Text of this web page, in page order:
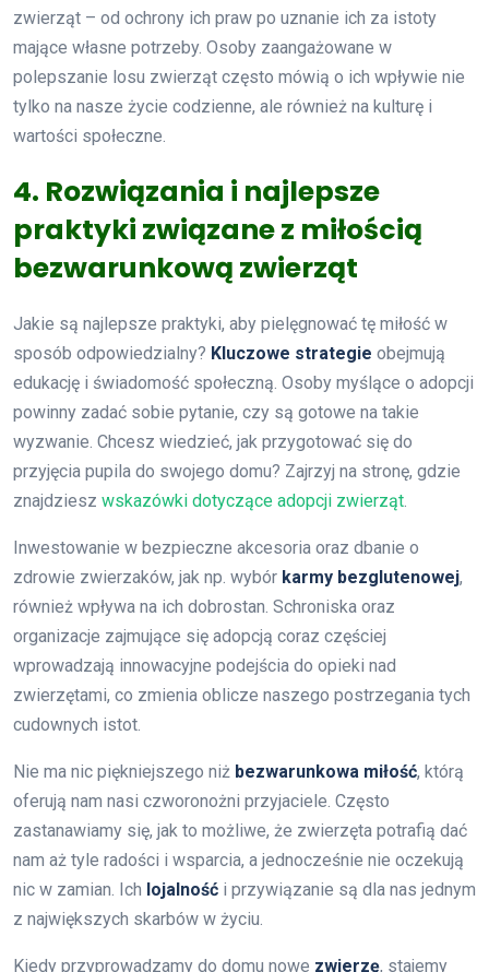
zwierząt – od ochrony ich praw po uznanie ich za istoty
mające własne potrzeby. Osoby zaangażowane w
polepszanie losu zwierząt często mówią o ich wpływie nie
tylko na nasze życie codzienne, ale również na kulturę i
wartości społeczne.
4. Rozwiązania i najlepsze
praktyki związane z miłością
bezwarunkową zwierząt
Jakie są najlepsze praktyki, aby pielęgnować tę miłość w
sposób odpowiedzialny? Kluczowe strategie obejmują
edukację i świadomość społeczną. Osoby myślące o adopcji
powinny zadać sobie pytanie, czy są gotowe na takie
wyzwanie. Chcesz wiedzieć, jak przygotować się do
przyjęcia pupila do swojego domu? Zajrzyj na stronę, gdzie
znajdziesz wskazówki dotyczące adopcji zwierząt
Inwestowanie w bezpieczne akcesoria oraz dbanie o
zdrowie zwierzaków, jak np. wybór karmy bezglutenowej,
również wpływa na ich dobrostan. Schroniska oraz
organizacje zajmujące się adopcją coraz częściej
wprowadzają innowacyjne podejścia do opieki nad
zwierzętami, co zmienia oblicze naszego postrzegania tych
cudownych istot.
Nie ma nic piękniejszego niż bezwarunkowa miłość, którą
oferują nam nasi czworonożni przyjaciele. Często
zastanawiamy się, jak to możliwe, że zwierzęta potrafią dać
nam aż tyle radości i wsparcia, a jednocześnie nie oczekują
nic w zamian. Ich lojalność i przywiązanie są dla nas jednym
z największych skarbów w życiu.
Kiedy przyprowadzamy do domu nowe zwierzę, stajemy